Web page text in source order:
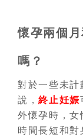
懷孕兩個
嗎？
對於一些未計
說，終止妊娠
外懷孕時，女
時間長短和對